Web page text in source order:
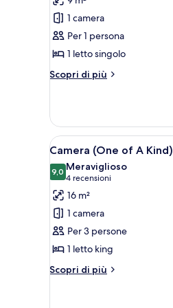
per
Nano
Single
1 camera
Per 1 persona
1 letto singolo
Scopri di più
Altri
Single
Apri
tutte
le
foto
per
Camera
(One
of
A
4
Camera (One of A Kind)
9,09,0 su 10
Meraviglioso
4 recensioni
(4
recensioni)
16 m²
1 camera
Per 3 persone
1 letto king
Scopri di più
Altri